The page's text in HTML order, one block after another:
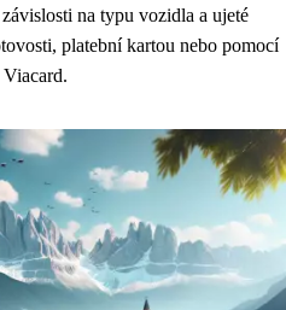
na typu vozidla a ujeté
platební kartou nebo pomocí